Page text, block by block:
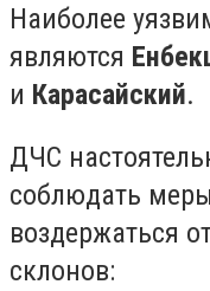
Наиболее
являются
и Карасайский.
ДЧС
соблюдать
воздержаться
склонов: